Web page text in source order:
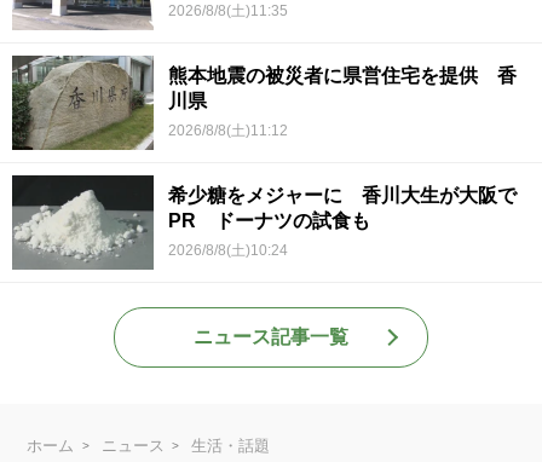
2026/8/8(土)11:35
熊本地震の被災者に県営住宅を提供 香
川県
2026/8/8(土)11:12
希少糖をメジャーに 香川大生が大阪で
PR ドーナツの試食も
2026/8/8(土)10:24
ニュース記事一覧
ホーム ニュース
生活・話題